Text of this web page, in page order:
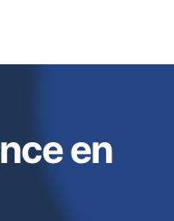
en